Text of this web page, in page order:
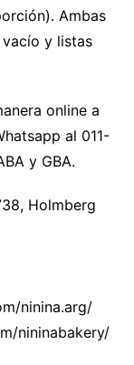
Ambas
y listas
online a
al 011-
y GBA.
Holmberg
ninina.arg/
nininabakery/